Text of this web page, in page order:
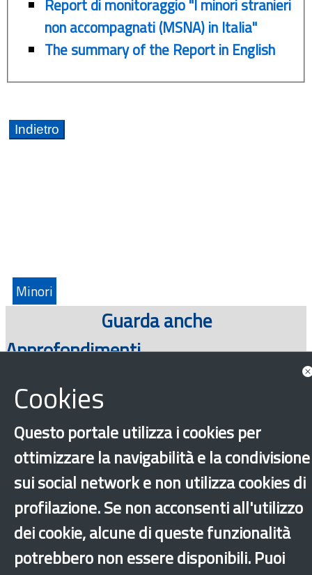
Report di monitoraggio "I minori stranieri
non accompagnati (MSNA) in Italia"
The summary of the Report in English
Minori
Guarda anche
Approfondimenti
Cookies
Questo portale utilizza i cookies per
ottimizzare la navigabilità e la condivisione
sui social network e non utilizza cookies di
profilazione. Se non acconsenti all'utilizzo
dei cookie, alcune di queste funzionalità
potrebbero non essere disponibili. Puoi